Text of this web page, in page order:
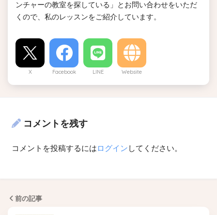
ンチャーの教室を探している」とお問い合わせをいただ
くので、私のレッスンをご紹介しています。
X Facebook LINE Website
コメントを残す
コメントを投稿するには ログイン してください。
前の記事